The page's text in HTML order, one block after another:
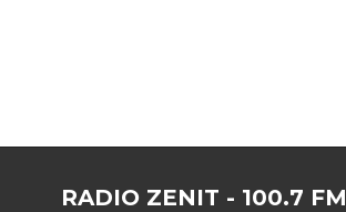
RADIO ZENIT - 100.7 FM